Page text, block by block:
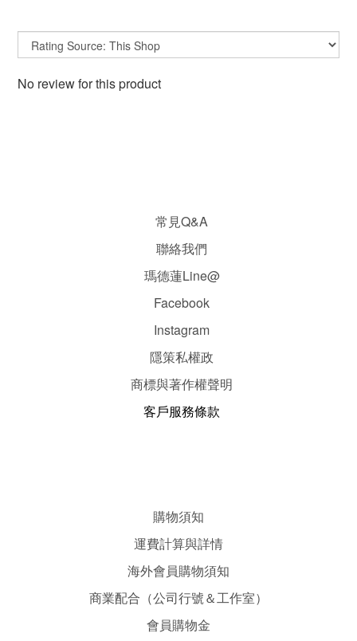
No review for this product
常見Q&A
聯絡我們
瑪德蓮Line@
Facebook
Instagram
隱策私權政
商標與著作權聲明
客戶服務條款
購物須知
運費計算與詳情
海外會員購物須知
商業配合（公司行號＆工作室）
會員購物金